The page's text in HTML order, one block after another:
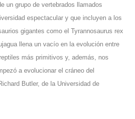
un grupo de vertebrados llamados
espectacular y que incluyen a los
gigantes como el Tyrannosaurus rex
llena un vacío en la evolución entre
más primitivos y, además, nos
a evolucionar el cráneo del
Butler, de la Universidad de